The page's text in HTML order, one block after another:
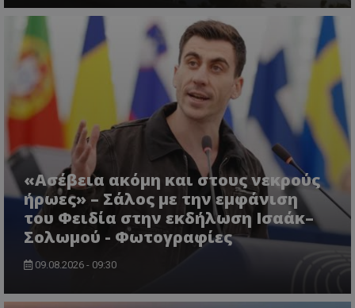
«Ασέβεια ακόμη και στους νεκρούς
ήρωες» – Σάλος με την εμφάνιση
του Φειδία στην εκδήλωση Ισαάκ–
Σολωμού - Φωτογραφίες
09.08.2026 - 09:30
VISITOR_PRIVACY_METADATA
YouTube
.youtube.com